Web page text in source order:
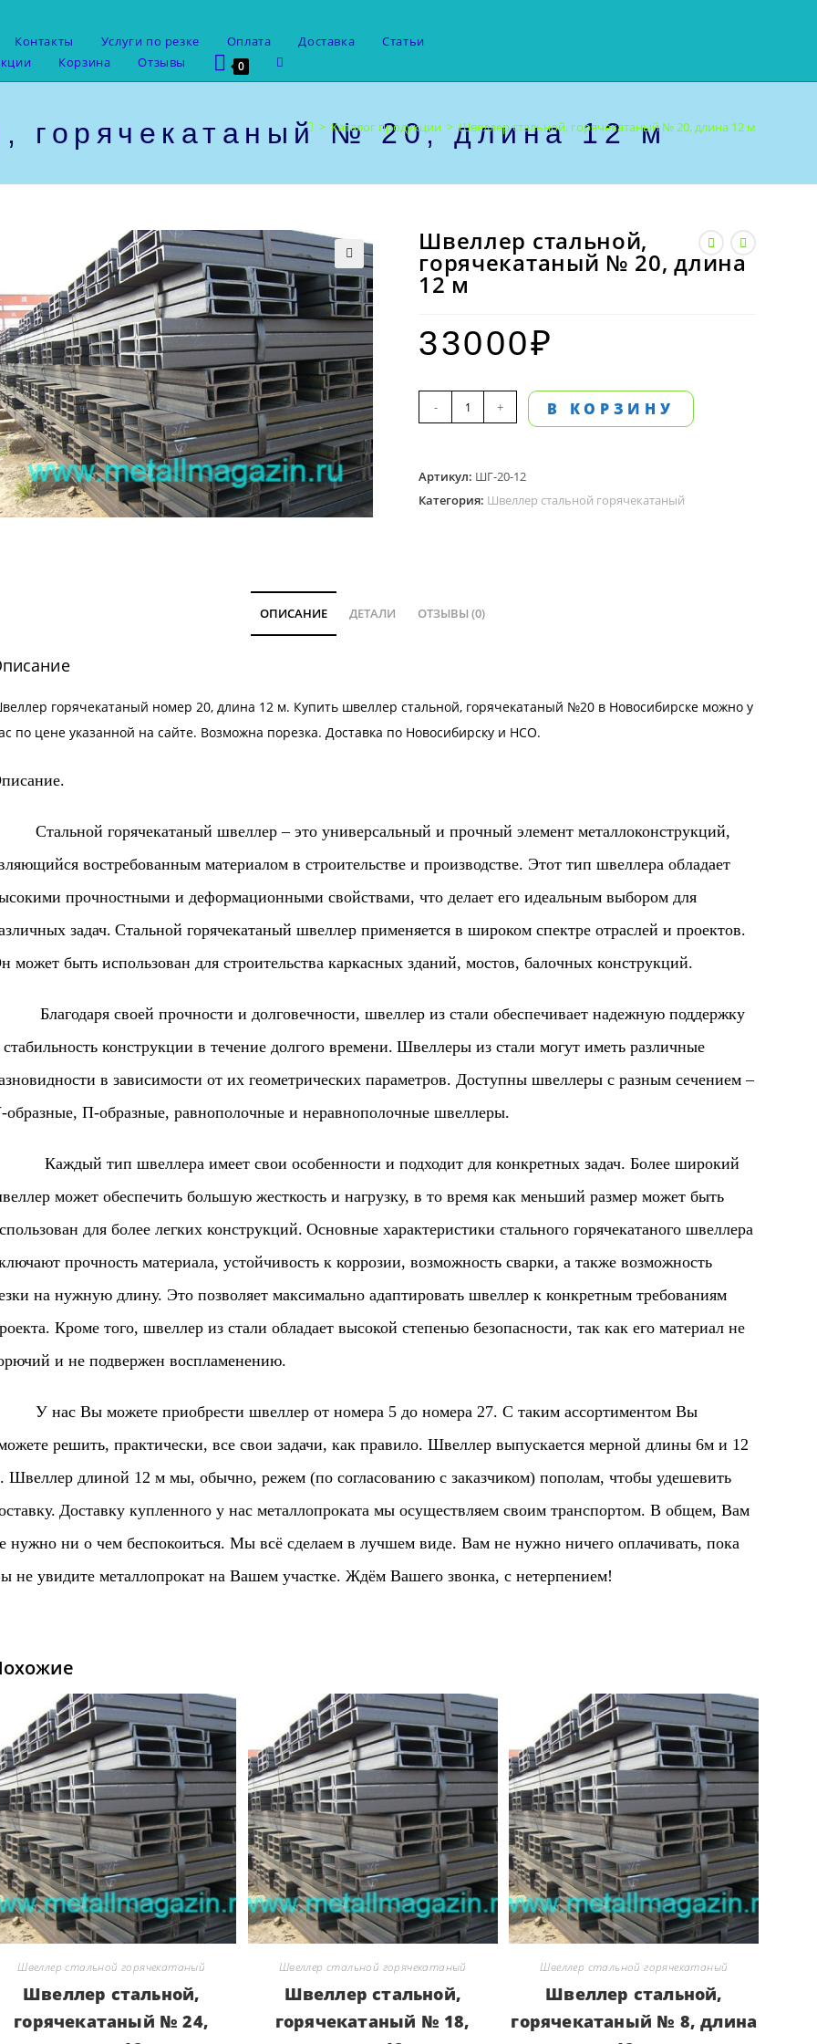
Контакты Услуги по резке Оплата Доставка
Статьи
Корзина Отзывы 0
Переключить
поиск
веб-
сайту
горячекатаный № 20, длина 12 м
> Каталог продукции > Швеллер стальной, горячекатаный № 20, длина 12 м
Швеллер стальной,
горячекатаный № 20, длина
12 м
33000₽
Количество
товара
стальной,
горячекатаный
12
- + В КОРЗИНУ
Артикул: ШГ-20-12
Категория: Швеллер стальной горячекатаный
ОПИСАНИЕ ДЕТАЛИ ОТЗЫВЫ (0)
горячекатаный номер 20, длина 12 м. Купить швеллер стальной, горячекатаный №20 в Новосибирске можно у
по цене указанной на сайте. Возможна порезка. Доставка по Новосибирску и НСО.
горячекатаный швеллер – это универсальный и прочный элемент металлоконструкций,
востребованным материалом в строительстве и производстве. Этот тип швеллера обладает
прочностными и деформационными свойствами, что делает его идеальным выбором для
задач. Стальной горячекатаный швеллер применяется в широком спектре отраслей и проектов.
может быть использован для строительства каркасных зданий, мостов, балочных конструкций.
своей прочности и долговечности, швеллер из стали обеспечивает надежную поддержку
конструкции в течение долгого времени. Швеллеры из стали могут иметь различные
в зависимости от их геометрических параметров. Доступны швеллеры с разным сечением –
образные, П-образные, равнополочные и неравнополочные швеллеры.
тип швеллера имеет свои особенности и подходит для конкретных задач. Более широкий
может обеспечить большую жесткость и нагрузку, в то время как меньший размер может быть
для более легких конструкций. Основные характеристики стального горячекатаного швеллера
прочность материала, устойчивость к коррозии, возможность сварки, а также возможность
на нужную длину. Это позволяет максимально адаптировать швеллер к конкретным требованиям
Кроме того, швеллер из стали обладает высокой степенью безопасности, так как его материал не
и не подвержен воспламенению.
нас Вы можете приобрести швеллер от номера 5 до номера 27. С таким ассортиментом Вы
решить, практически, все свои задачи, как правило. Швеллер выпускается мерной длины 6м и 12
Швеллер длиной 12 м мы, обычно, режем (по согласованию с заказчиком) пополам, чтобы удешевить
Доставку купленного у нас металлопроката мы осуществляем своим транспортом. В общем, Вам
нужно ни о чем беспокоиться. Мы всё сделаем в лучшем виде. Вам не нужно ничего оплачивать, пока
не увидите металлопрокат на Вашем участке. Ждём Вашего звонка, с нетерпением!
Швеллер стальной горячекатаный
Швеллер стальной,
горячекатаный № 24,
Швеллер стальной горячекатаный
Швеллер стальной,
горячекатаный № 18,
Швеллер стальной горячекатаный
Швеллер стальной,
горячекатаный № 8, длина